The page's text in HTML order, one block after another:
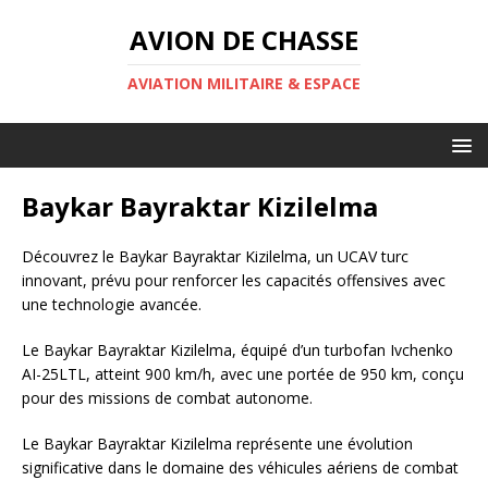
AVION DE CHASSE
AVIATION MILITAIRE & ESPACE
Baykar Bayraktar Kizilelma
Découvrez le Baykar Bayraktar Kizilelma, un UCAV turc
innovant, prévu pour renforcer les capacités offensives avec
une technologie avancée.
Le Baykar Bayraktar Kizilelma, équipé d’un turbofan Ivchenko
AI-25LTL, atteint 900 km/h, avec une portée de 950 km, conçu
pour des missions de combat autonome.
Le Baykar Bayraktar Kizilelma représente une évolution
significative dans le domaine des véhicules aériens de combat